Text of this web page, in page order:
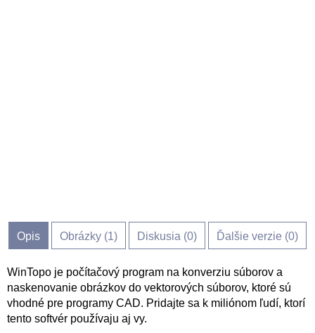
Opis Obrázky (1) Diskusia (0) Ďalšie verzie (0)
WinTopo je počítačový program na konverziu súborov a
naskenovanie obrázkov do vektorových súborov, ktoré sú
vhodné pre programy CAD. Pridajte sa k miliónom ľudí, ktorí
tento softvér používaju aj vy.